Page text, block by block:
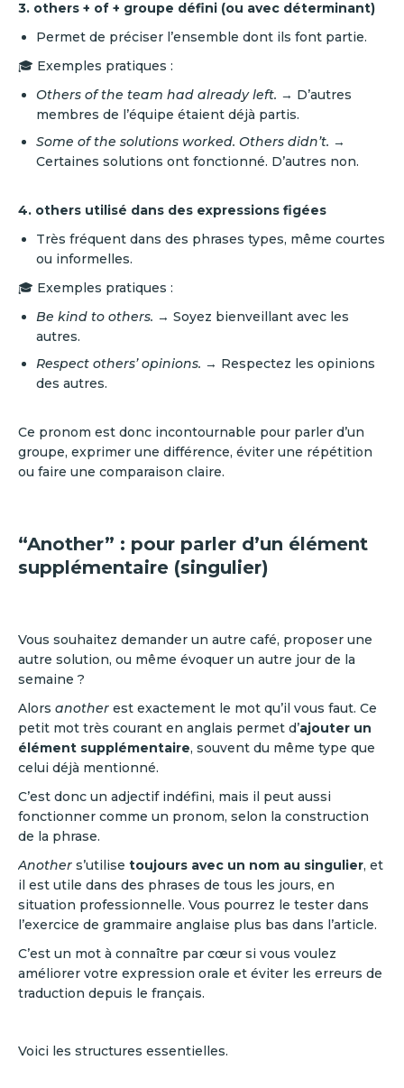
3. others + of + groupe défini (ou avec déterminant)
Permet de préciser l’ensemble dont ils font partie.
🎓 Exemples pratiques :
Others of the team had already left. → D’autres
membres de l’équipe étaient déjà partis.
Some of the solutions worked. Others didn’t. →
Certaines solutions ont fonctionné. D’autres non.
4. others utilisé dans des expressions figées
Très fréquent dans des phrases types, même courtes
ou informelles.
🎓 Exemples pratiques :
Be kind to others. → Soyez bienveillant avec les
autres.
Respect others’ opinions. → Respectez les opinions
des autres.
Ce pronom est donc incontournable pour parler d’un
groupe, exprimer une différence, éviter une répétition
ou faire une comparaison claire.
“Another” : pour parler d’un élément
supplémentaire (singulier)
Vous souhaitez demander un autre café, proposer une
autre solution, ou même évoquer un autre jour de la
semaine ?
Alors another est exactement le mot qu’il vous faut. Ce
petit mot très courant en anglais permet d’ajouter un
élément supplémentaire, souvent du même type que
celui déjà mentionné.
C’est donc un adjectif indéfini, mais il peut aussi
fonctionner comme un pronom, selon la construction
de la phrase.
Another s’utilise toujours avec un nom au singulier, et
il est utile dans des phrases de tous les jours, en
situation professionnelle. Vous pourrez le tester dans
l’exercice de grammaire anglaise plus bas dans l’article.
C’est un mot à connaître par cœur si vous voulez
améliorer votre expression orale et éviter les erreurs de
traduction depuis le français.
Voici les structures essentielles.